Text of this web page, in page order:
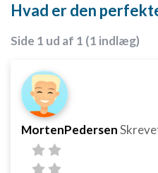
Hvad er den
Side 1 ud af 1 (1 indlæg)
MortenPedersen